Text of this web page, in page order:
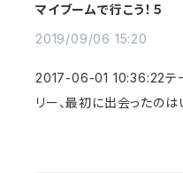
マイブームで行こう！５
2019/09/06 15:20
2017-06-01 10:36:22テー
リー、最初に出会ったのは